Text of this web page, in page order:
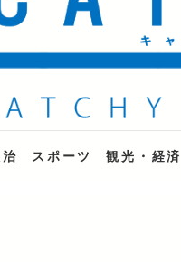
スポーツ 観光・経済